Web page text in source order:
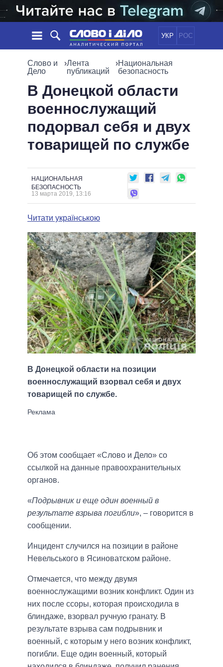
УКР РОС
НОВОСТИ
ЛЕНТА
СОБЫТИЯ
СТАТЬИ
МНЕНИЯ
ОБЗОРЫ
ПОЛИТИКА
ОБЩЕСТВО
МИР
ОБЕЩАНИЯ
ПОЛИТИКИ
ВСЕ ПОЛИТИКИ
ПРЕЗИДЕНТ И ОФИС
ГЛАВЫ ОБЛАДМИНИСТРАЦИЙ
МЭРЫ
ВСЕ ПЕРСОНЫ
ИНФОГРАФИКА
ВИДЕО
ПОДДЕРЖАТЬ
СРАВНЕНИЕ ПОЛИТИКОВ
Слово и
Дело
›Лента
публикаций
›Национальная
безопасность
В Донецкой области
военнослужащий
подорвал себя и двух
товарищей по службе
НАЦИОНАЛЬНАЯ
БЕЗОПАСНОСТЬ
13 марта 2019, 13:16
Читати українською
В Донецкой области на позиции
военнослужащий взорвал себя и двух
товарищей по службе.
Об этом сообщает «Слово и Дело» со
ссылкой на данные правоохранительных
органов.
«Подрывник и еще один военный в
результате взрыва погибли», – говорится в
сообщении.
Инцидент случился на позиции в районе
Невельського в Ясиноватском районе.
Отмечается, что между двумя
военнослужащими возник конфликт. Один из
них после ссоры, которая происходила в
блиндаже, взорвал ручную гранату. В
результате взрыва сам подрывник и
военный, с которым у него возник конфликт,
погибли. Еще один военный, который